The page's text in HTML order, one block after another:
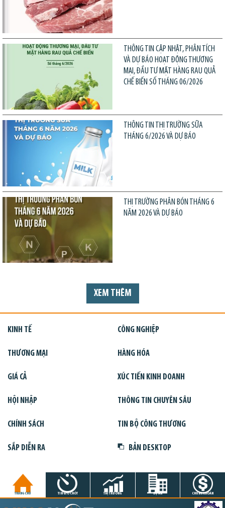
THÔNG TIN CẬP NHẬT, PHÂN TÍCH
VÀ DỰ BÁO HOẠT ĐỘNG THƯƠNG
MẠI, ĐẦU TƯ MẶT HÀNG RAU QUẢ
CHẾ BIẾN SỐ THÁNG 06/2026
THÔNG TIN THỊ TRƯỜNG SỮA
THÁNG 6/2026 VÀ DỰ BÁO
THỊ TRƯỜNG PHÂN BÓN THÁNG 6
NĂM 2026 VÀ DỰ BÁO
XEM THÊM
KINH TẾ CÔNG NGHIỆP
THƯƠNG MẠI HÀNG HÓA
GIÁ CẢ XÚC TIẾN KINH DOANH
HỘI NHẬP THÔNG TIN CHUYÊN SÂU
CHÍNH SÁCH TIN BỘ CÔNG THƯƠNG
SẮP DIỄN RA BẢN DESKTOP
TRANG CHỦ TIN GIỜ CHÓT THỊ TRƯỜNG DỰ ÁN CHỨNG KHOÁN